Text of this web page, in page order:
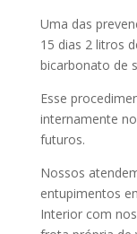
Uma das
15 dias 2 litros
bicarbonato de
Esse
internamente
futuros.
Nossos
entupimentos
Interior com